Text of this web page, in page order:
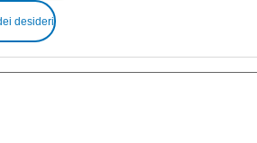
desideri